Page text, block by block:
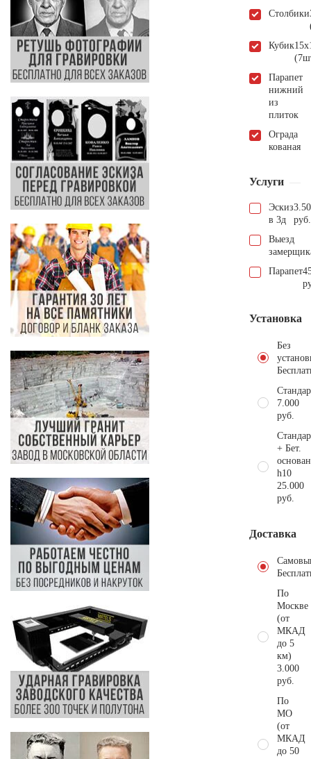
Столбики
Кубик
Парапет
нижний
из
плиток
Ограда
кованая
Услуги
Эскиз
в 3д
руб.
Выезд
Парапет
Установка
Без
7.000
руб.
+ Бет.
h10
25.000
руб.
Доставка
По
Москве
(от
МКАД
до 5
км)
3.000
руб.
По
МО
(от
МКАД
до 50